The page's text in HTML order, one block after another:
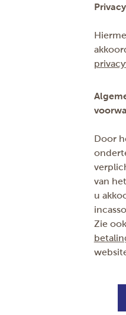
Door
van
u
Zie